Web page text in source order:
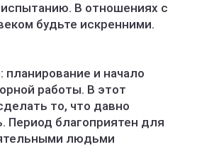
В отношениях с
будьте искренними.
планирование и начало
работы. В этот
то, что давно
Период благоприятен для
людьми